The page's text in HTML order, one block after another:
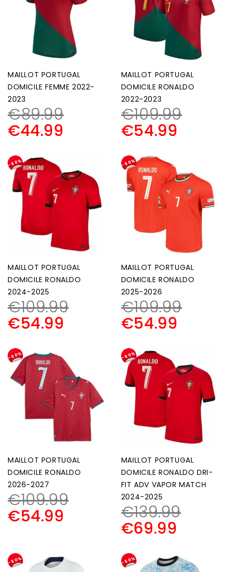
MAILLOT PORTUGAL
DOMICILE FEMME 2022-
2023
€89.99
€44.99
MAILLOT PORTUGAL
DOMICILE RONALDO
2022-2023
€109.99
€54.99
-50%
MAILLOT PORTUGAL
DOMICILE RONALDO
2024-2025
€109.99
€54.99
-50%
MAILLOT PORTUGAL
DOMICILE RONALDO
2025-2026
€109.99
€54.99
-50%
MAILLOT PORTUGAL
DOMICILE RONALDO
2026-2027
€109.99
€54.99
-50%
MAILLOT PORTUGAL
DOMICILE RONALDO DRI-
FIT ADV VAPOR MATCH
2024-2025
€139.99
€69.99
-50% -50%